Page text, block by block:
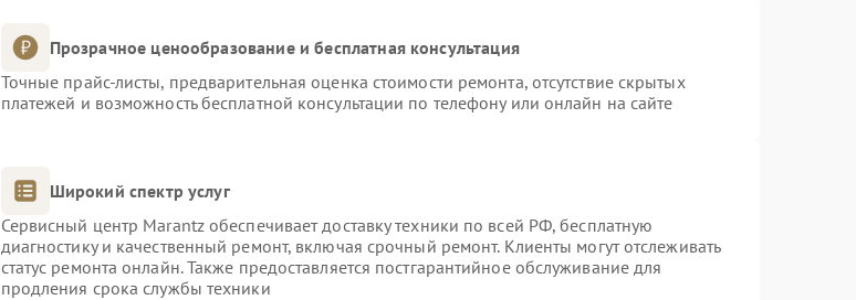
Прозрачное ценообразование и бесплатная консультация
Точные прайс-листы, предварительная оценка стоимости ремонта, отсутствие скрытых
платежей и возможность бесплатной консультации по телефону или онлайн на сайте
Широкий спектр услуг
Сервисный центр Marantz обеспечивает доставку техники по всей РФ, бесплатную
диагностику и качественный ремонт, включая срочный ремонт. Клиенты могут отслеживать
статус ремонта онлайн. Также предоставляется постгарантийное обслуживание для
продления срока службы техники